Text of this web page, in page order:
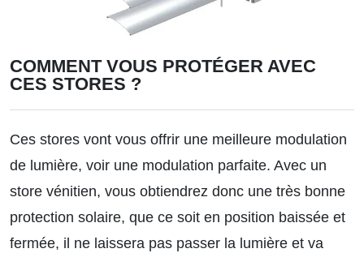
COMMENT VOUS PROTÉGER AVEC
CES STORES ?
Ces stores vont vous offrir une meilleure modulation
de lumière, voir une modulation parfaite. Avec un
store vénitien, vous obtiendrez donc une très bonne
protection solaire, que ce soit en position baissée et
fermée, il ne laissera pas passer la lumière et va